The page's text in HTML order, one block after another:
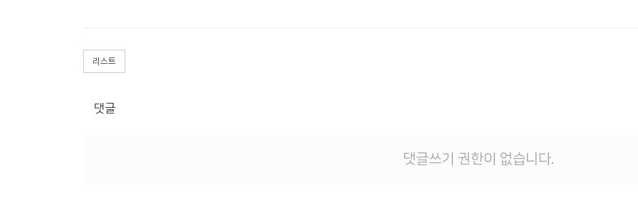
리스트
댓글
댓글쓰기 권한이 없습니다.